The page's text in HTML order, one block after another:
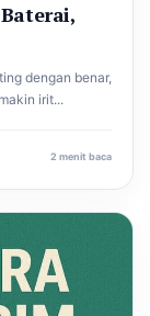
dengan benar,
irit...
2 menit baca